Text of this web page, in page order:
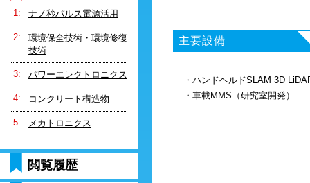
ナノ秒パルス電源活用
環境保全技術・環境修復
技術
パワーエレクトロニクス
コンクリート構造物
メカトロニクス
閲覧履歴
主要設備
・ハンドヘルドSLAM 3D
・車載MMS（研究室開発）